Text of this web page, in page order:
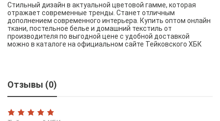
Стильный дизайн в актуальной цветовой гамме, которая
отражает современные тренды. Станет отличным
дополнением современного интерьера. Купить оптом онлайн
ткани, постельное белье и домашний текстиль от
производителя по выгодной цене с удобной доставкой
можно в каталоге на официальном сайте Тейковского ХБК
Отзывы (0)